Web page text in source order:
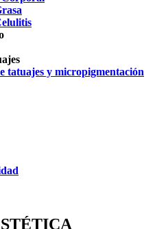
tatuajes y micropigmentación